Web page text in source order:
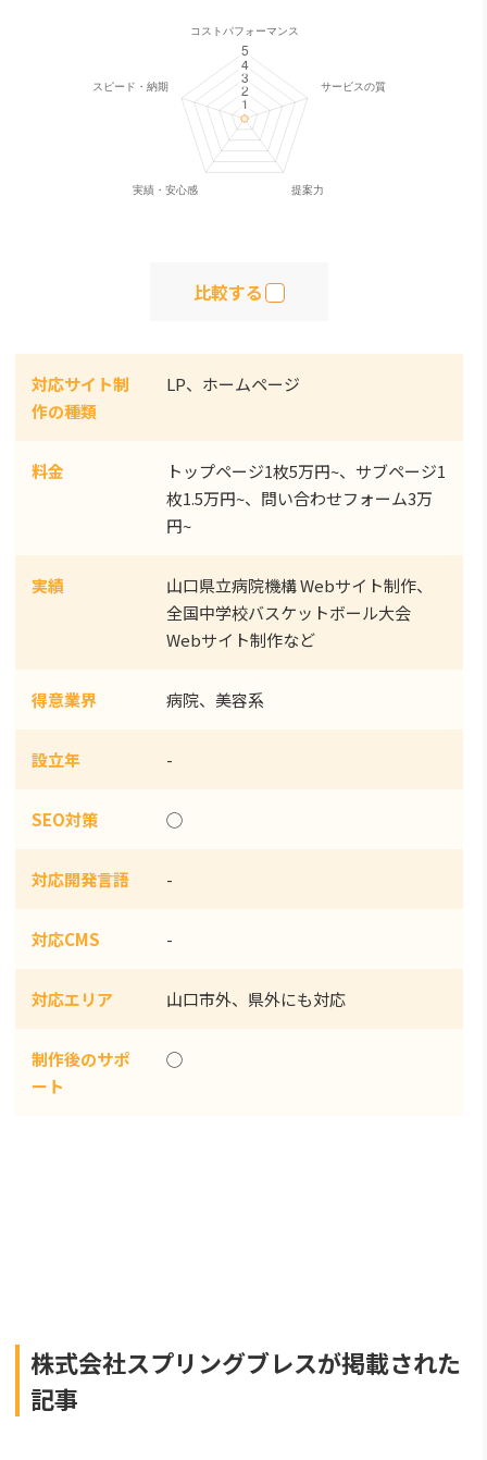
比較する
対応サイト制
作の種類
LP、ホームページ
料金
トップページ1枚5万円~、サブページ1
枚1.5万円~、問い合わせフォーム3万
円~
実績
山口県立病院機構 Webサイト制作、
全国中学校バスケットボール大会
Webサイト制作など
得意業界 病院、美容系
設立年 -
SEO対策 ◯
対応開発言語 -
対応CMS -
対応エリア 山口市外、県外にも対応
制作後のサポ
ート
◯
株式会社スプリングブレスが掲載された
記事